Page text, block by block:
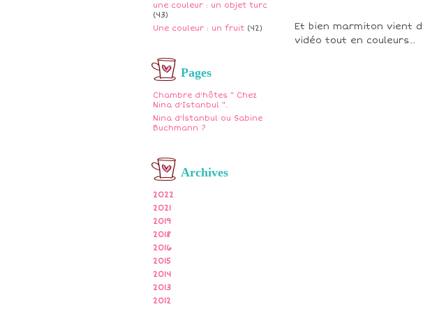
une couleur : un objet turc
(43)
Une couleur : un fruit (42)
Pages
Chambre d'hôtes " Chez
Nina d'Istanbul ".
Nina d'İstanbul ou Sabine
Buchmann ?
Archives
2022
2021
2019
2018
2016
2015
2014
2013
2012
Et bien marmiton vient
vidéo tout en couleurs..